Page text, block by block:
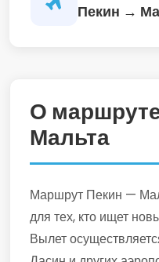
Пекин →
О
Мальта
Маршрут Пекин —
для тех, кто ищет
Вылет